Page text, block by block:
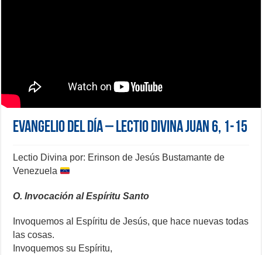
Evangelio del día – Lectio Divina Juan 6, 1-15
Lectio Divina por: Erinson de Jesús Bustamante de
Venezuela
O. Invocación al Espíritu Santo
Invoquemos al Espíritu de Jesús, que hace nuevas todas
las cosas.
Invoquemos su Espíritu,